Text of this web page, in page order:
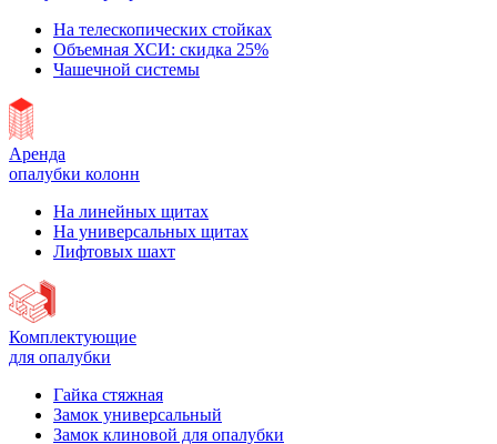
На телескопических стойках
Объемная ХСИ: скидка 25%
Чашечной системы
Аренда
опалубки колонн
На линейных щитах
На универсальных щитах
Лифтовых шахт
Комплектующие
для опалубки
Гайка стяжная
Замок универсальный
Замок клиновой для опалубки